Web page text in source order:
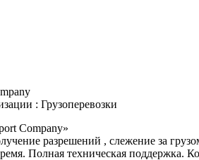
: Грузоперевозки
Company»
разрешений , слежение за
Полная техническая поддержка.